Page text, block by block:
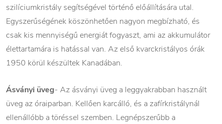
szilíciumkristály segítségével történő előállítására utal.
Egyszerűségének köszönhetően nagyon megbízható, és
csak kis mennyiségű energiát fogyaszt, ami az akkumulátor
élettartamára is hatással van. Az első kvarckristályos órák
1950 körül készültek Kanadában.
Ásványi üveg- Az ásványi üveg a leggyakrabban használt
üveg az óraiparban. Kellően karcálló, és a zafírkristálynál
ellenállóbb a töréssel szemben. Legnépszerűbb a